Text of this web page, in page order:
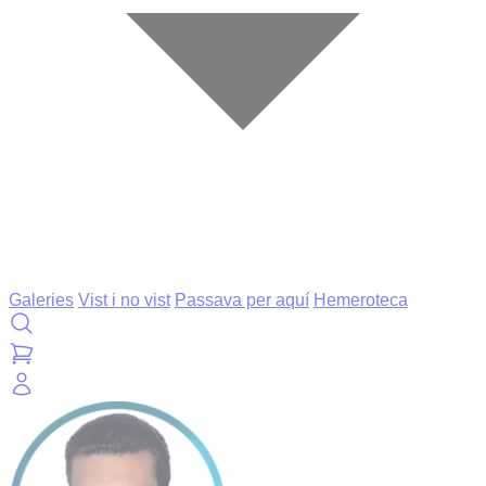
Galeries Vist i no vist Passava per aquí Hemeroteca